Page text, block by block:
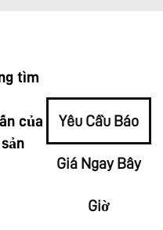
tìm
của
Yêu Cầu Báo
Giá Ngay Bây
Giờ